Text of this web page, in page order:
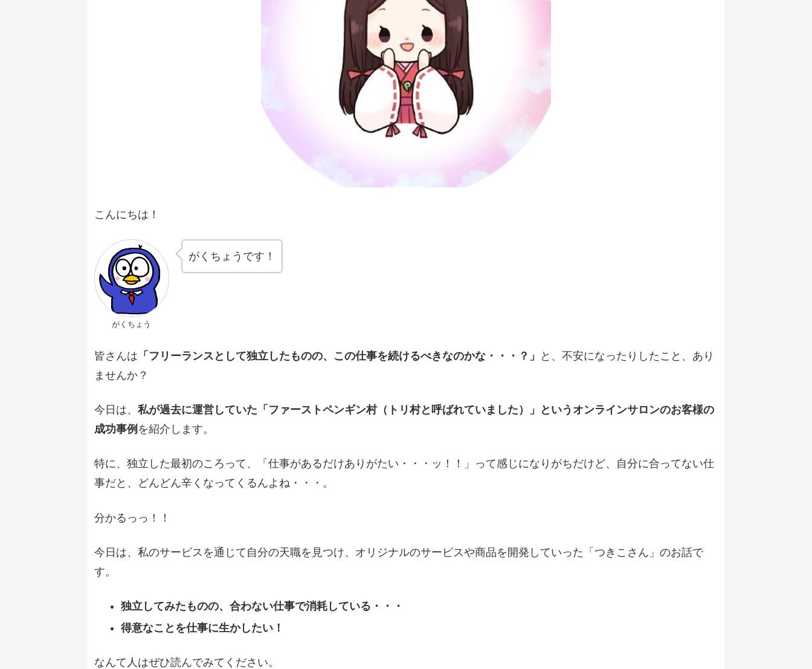
こんにちは！
がくちょう
がくちょうです！
皆さんは 「フリーランスとして独立したものの、この仕事を続けるべきなのかな・・・？」
と、不安になったりしたこと、あり
ませんか？
今日は、 私が過去に運営していた「ファーストペンギン村（トリ村と呼ばれていました）」というオンラインサロンのお客様の
成功事例 を紹介します。
特に、独立した最初のころって、「仕事があるだけありがたい・・・ッ！！」って感じになりがちだけど、自分に合ってない仕
事だと、どんどん辛くなってくるんよね・・・。
分かるっっ！！
今日は、私のサービスを通じて自分の天職を見つけ、オリジナルのサービスや商品を開発していった「つきこさん」のお話で
す。
独立してみたものの、合わない仕事で消耗している・・・
得意なことを仕事に生かしたい！
なんて人はぜひ読んでみてください。